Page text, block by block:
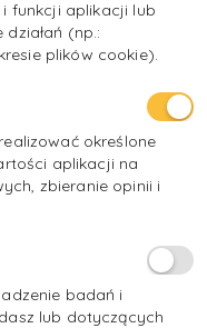
funkcji aplikacji lub
(np.:
plików cookie).
określone
aplikacji na
zbieranie opinii i
badań i
lub dotyczących